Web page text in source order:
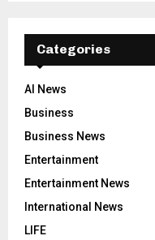
Categories
AI News
Business
Business News
Entertainment
Entertainment News
International News
LIFE